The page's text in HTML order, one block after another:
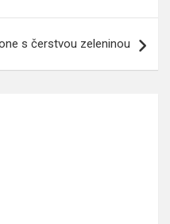
s čerstvou zeleninou